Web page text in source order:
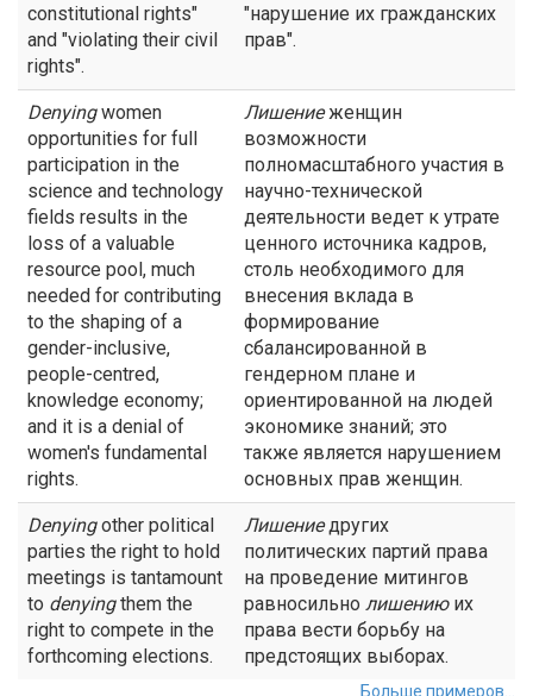
constitutional rights"
and "violating their civil
rights".
"нарушение их гражданских
прав".
Denyingwomen
opportunities for full
participation in the
science and technology
fields results in the
loss of a valuable
resource pool, much
needed for contributing
to the shaping of a
gender-inclusive,
people-centred,
knowledge economy;
and it is a denial of
women's fundamental
rights.
Лишениеженщин
возможности
полномасштабного участия в
научно-технической
деятельности ведет к утрате
ценного источника кадров,
столь необходимого для
внесения вклада в
формирование
сбалансированной в
гендерном плане и
ориентированной на людей
экономике знаний; это
также является нарушением
основных прав женщин.
Denyingother political
parties the right to hold
meetings is tantamount
to denyingthem the
right to compete in the
forthcoming elections.
Лишениедругих
политических партий права
на проведение митингов
равносильно лишениюих
права вести борьбу на
предстоящих выборах.
Больше примеров...